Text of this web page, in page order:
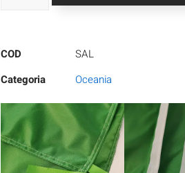
COD
SAL
Categoria
Oceania